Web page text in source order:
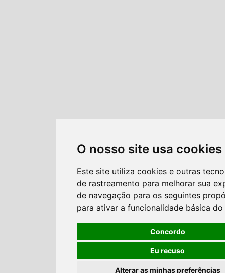
O nosso site usa cookies
Este site utiliza cookies e outras
de rastreamento para melhorar sua
de navegação para os seguintes
para ativar a funcionalidade básica
Concordo
Eu recuso
Alterar as minhas preferências